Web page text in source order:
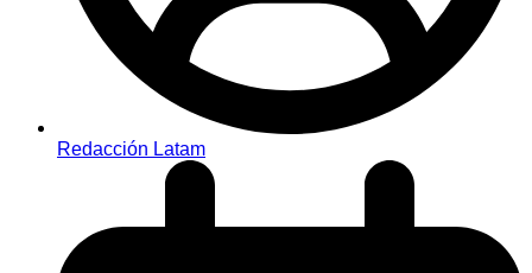
Redacción Latam